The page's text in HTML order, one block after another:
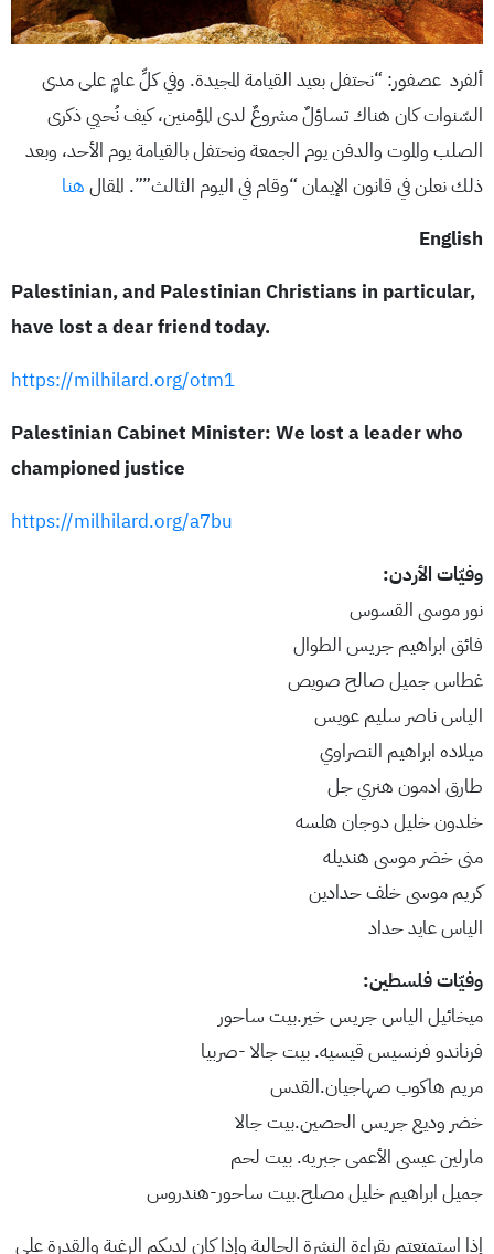
ألفرد عصفور: “نحتفل بعيد القيامة المجيدة. وفي كلِّ عامٍ على مدى
السّنوات كان هناك تساؤلٌ مشروعٌ لدى المؤمنين، كيف نُحيي ذكرى
الصلب والموت والدفن يوم الجمعة ونحتفل بالقيامة يوم الأحد، وبعد
ذلك نعلن في قانون الإيمان “وقام في اليوم الثالث””. المقال هنا
English
Palestinian, and Palestinian Christians in particular,
have lost a dear friend today.
https://milhilard.org/otm1
Palestinian Cabinet Minister: We lost a leader who
championed justice
https://milhilard.org/a7bu
وفيّات الأردن:
نور موسى القسوس
فائق ابراهيم جريس الطوال
غطاس جميل صالح صويص
الياس ناصر سليم عويس
ميلاده ابراهيم النصراوي
طارق ادمون هنري جل
خلدون خليل دوجان هلسه
منى خضر موسى هنديله
كريم موسى خلف حدادين
الياس عايد حداد
وفيّات فلسطين:
ميخائيل الياس جريس خير.بيت ساحور
فرناندو فرنسيس قيسيه. بيت جالا -صربيا
مريم هاكوب صهاجيان.القدس
خضر وديع جريس الحصين.بيت جالا
مارلين عيسى الأعمى جبريه. بيت لحم
جميل ابراهيم خليل مصلح.بيت ساحور-هندروس
إذا استمتعتم بقراءة النشرة الحالية وإذا كان لديكم الرغبة والقدرة على